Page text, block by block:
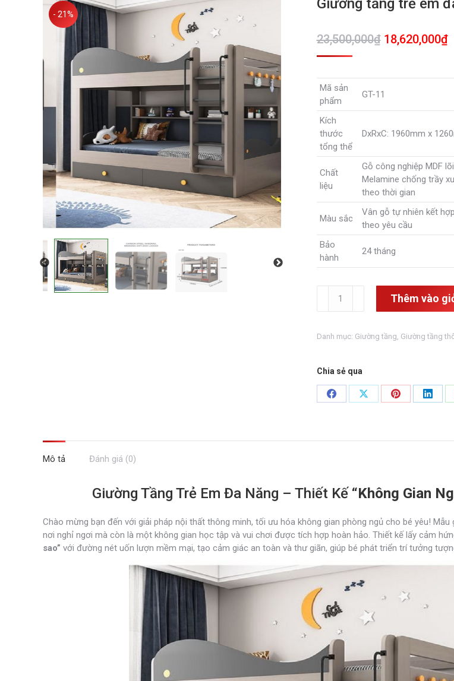
- 21%
Giường tầng trẻ em
23,500,000₫ Giá
là:
23,500,000₫.
18,620,000₫
Mã sản
phẩm
GT-11
Kích
thước
tổng thể
DxRxC: 1960mm x
Chất
liệu
Gỗ công nghiệp MDF
Melamine chống trầy
theo thời gian
Màu sắc
Vân gỗ tự nhiên kết
theo yêu cầu
Bảo
hành
24 tháng
GT-
11
Thêm vào
Danh mục: Giường tầng, Giường tầng
Chia sẻ qua
Share
Share
Share
Share
Mô tả Đánh giá (0)
Giường Tầng Trẻ Em Đa Năng – Thiết Kế “Không Gian
Chào mừng bạn đến với giải pháp nội thất thông minh, tối ưu hóa không gian phòng ngủ cho bé yêu!
nơi nghỉ ngơi mà còn là một không gian học tập và vui chơi được tích hợp hoàn hảo. Thiết kế lấy cảm
sao” với đường nét uốn lượn mềm mại, tạo cảm giác an toàn và thư giãn, giúp bé phát triển trí tưởng